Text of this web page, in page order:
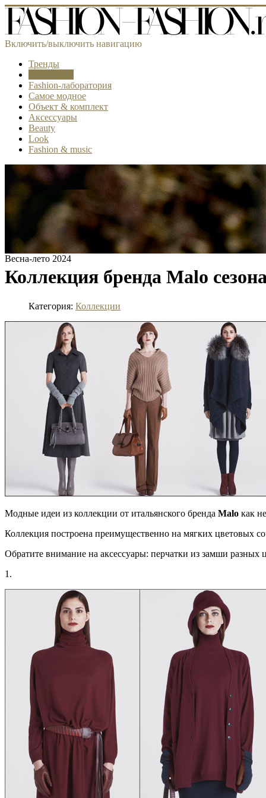
Включить/выключить навигацию
Тренды
Fashion-лаборатория
Самое модное
Объект & комплект
Аксессуары
Beauty
Look
Fashion & music
Весна-лето 2024
Коллекция бренда Malo
Категория: Коллекции
Модные идеи из коллекции от итальянского бренда Malo как
Коллекция построена преимущественно на мягких цветовых
Обратите внимание на аксессуары: перчатки из замши
1.